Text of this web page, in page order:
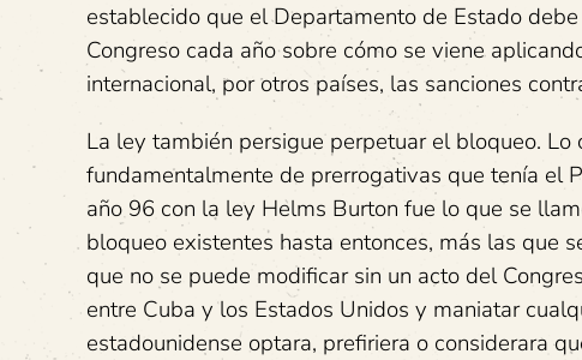
establecido que el Departamento de Estado
Congreso cada año sobre cómo se viene
internacional, por otros países, las sanciones
La ley también persigue perpetuar el bloqueo.
fundamentalmente de prerrogativas que tenía el
año 96 con la ley Helms Burton fue lo que se
bloqueo existentes hasta entonces, más las que
que no se puede modificar sin un acto del
entre Cuba y los Estados Unidos y maniatar
estadounidense optara, prefiriera o considerara